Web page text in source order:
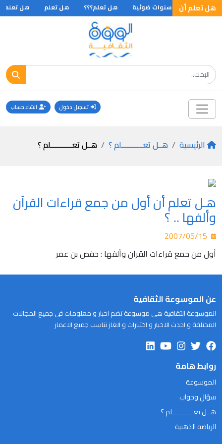
هل تعلم أن
ويبعد عنا باربع سنوات ضوئية هل تعلم؟؟؟ هل تعلم هل تعلم
تسجيل دخول انشاء حساب
الرئيسية هــل تعـــــــــــلم ؟ هــل تعـــــــــــلم ؟
هـل تعلم أن أول من جمع قراءات القرآن
وألفها .. ؟
أول من جمع قراءات القرآن وألفها : حفص بن عمر
عن الموسوعة الثقافية
الموسوعة الثقافية هى موسوعة تضم اخبار و معلومات فى جميع المجالات
المختلفة و احدث الاخبار و اختبارات و الغاز تناسب جميع الاعمار
روابط هامة
الموسوعة
سؤال وجواب
هــل تعـــــــــــلم ؟
الرياضة الذهنية